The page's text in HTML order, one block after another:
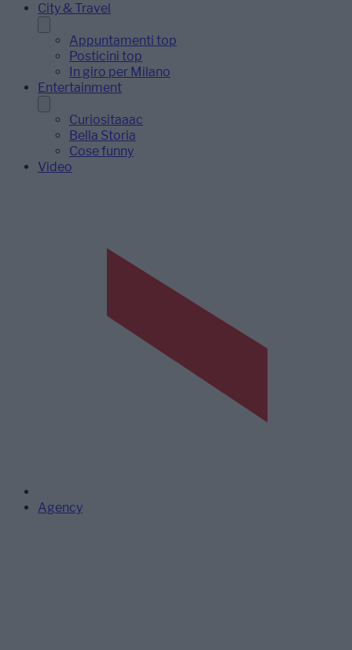
City & Travel
Appuntamenti top
Posticini top
In giro per Milano
Entertainment
Curiositaaac
Bella Storia
Cose funny
Video
Agency